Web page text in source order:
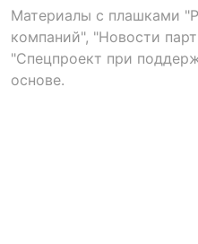
Материалы с плашками
компаний", "Новости
"Спецпроект при
основе.